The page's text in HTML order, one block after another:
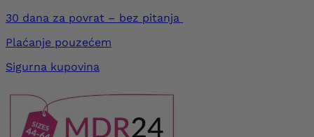
30 dana za povrat – bez pitanja
Plaćanje pouzećem
Sigurna kupovina